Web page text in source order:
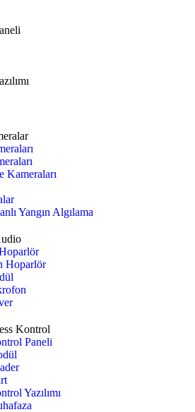
Kameraları
Yangın Algılama
Hoparlör
Kontrol
Paneli
Yazılımı